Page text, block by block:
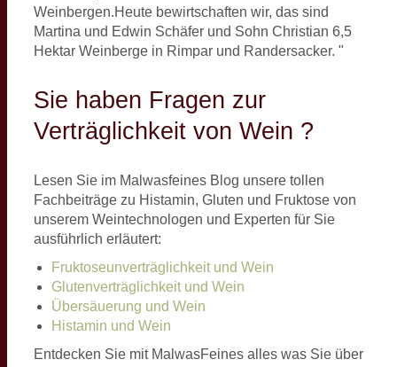
Weinbergen.Heute bewirtschaften wir, das sind
Martina und Edwin Schäfer und Sohn Christian 6,5
Hektar Weinberge in Rimpar und Randersacker. "
Sie haben Fragen zur
Verträglichkeit von Wein ?
Lesen Sie im Malwasfeines Blog unsere tollen
Fachbeiträge zu Histamin, Gluten und Fruktose von
unserem Weintechnologen und Experten für Sie
ausführlich erläutert:
Fruktoseunverträglichkeit und Wein
Glutenverträglichkeit und Wein
Übersäuerung und Wein
Histamin und Wein
Entdecken Sie mit MalwasFeines alles was Sie über